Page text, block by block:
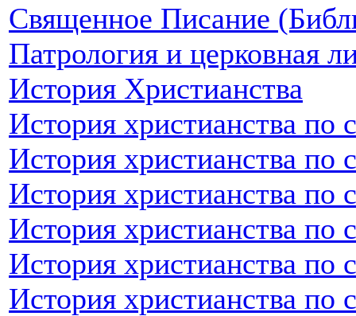
Священное Писание
Патрология и церковная
История Христианства
История христианства по
История христианства по
История христианства по
История христианства
История христианства
История христианства по